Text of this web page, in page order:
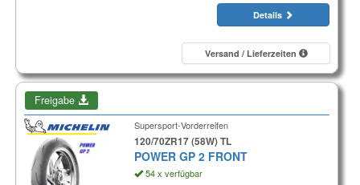
Details
Versand / Lieferzeiten
Freigabe
Supersport-Vorderreifen
120/70ZR17 (58W) TL
POWER GP 2 FRONT
54 x verfügbar